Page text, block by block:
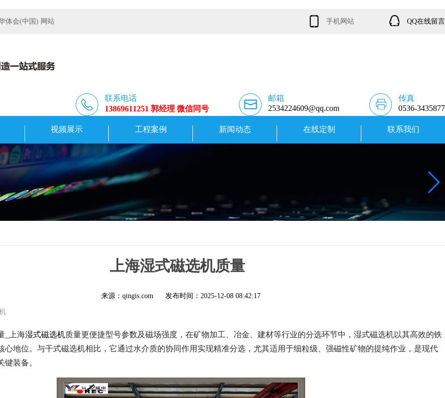
体会(中国) 网站 手机网站 QQ在线留言
联系电话
13869611251 郭经理 微信同号
邮箱
2534224609@qq.com
传真
0536-3435877
视频展示 工程案例 新闻动态 在线定制 联系我们
上海湿式磁选机质量
来源：qingis.com 发布时间： 2025-12-08 08:42:17
_上海湿式磁选机质量更便捷型号参数及磁场强度，在矿物加工、冶金、建材等行业的分选环节中，湿式磁选机以其高效的铁
心地位。与干式磁选机相比，它通过水介质的协同作用实现精准分选，尤其适用于细粒级、强磁性矿物的提纯作业，是现代
键装备。